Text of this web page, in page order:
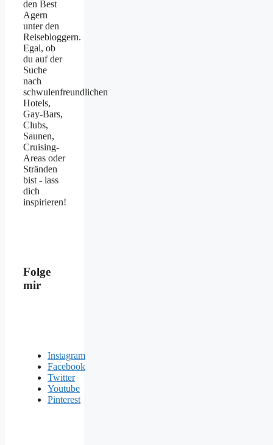
den Best
Agern
unter den
Reisebloggern.
Egal, ob
du auf der
Suche
nach
schwulenfreundlichen
Hotels,
Gay-Bars,
Clubs,
Saunen,
Cruising-
Areas oder
Stränden
bist - lass
dich
inspirieren!
Folge
mir
Instagram
Facebook
Twitter
Youtube
Pinterest